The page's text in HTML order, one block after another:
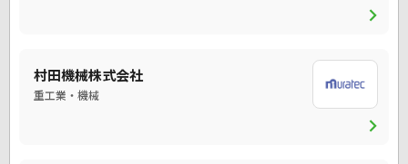
chevron_right
村田機械株式会社
重工業・機械
chevron_right